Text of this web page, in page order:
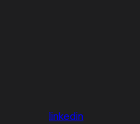
linkedin